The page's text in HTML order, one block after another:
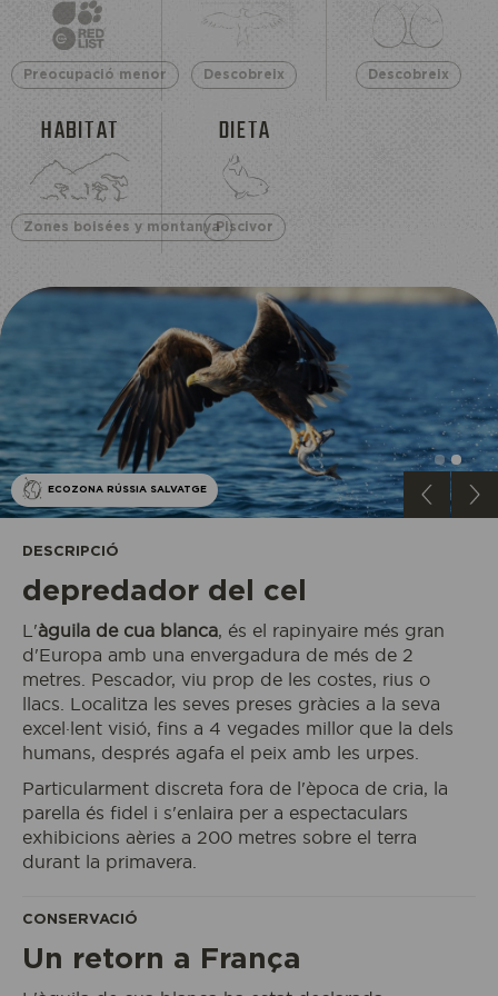
Preocupació menor Descobreix Descobreix
HABITAT
Zones boisées y montanya
DIETA
Piscivor
ECOZONA RÚSSIA SALVATGE
DESCRIPCIÓ
depredador del cel
L'àguila de cua blanca, és el rapinyaire més gran
d'Europa amb una envergadura de més de 2
metres. Pescador, viu prop de les costes, rius o
llacs. Localitza les seves preses gràcies a la seva
excel·lent visió, fins a 4 vegades millor que la dels
humans, després agafa el peix amb les urpes.
Particularment discreta fora de l'època de cria, la
parella és fidel i s'enlaira per a espectaculars
exhibicions aèries a 200 metres sobre el terra
durant la primavera.
CONSERVACIÓ
Un retorn a França